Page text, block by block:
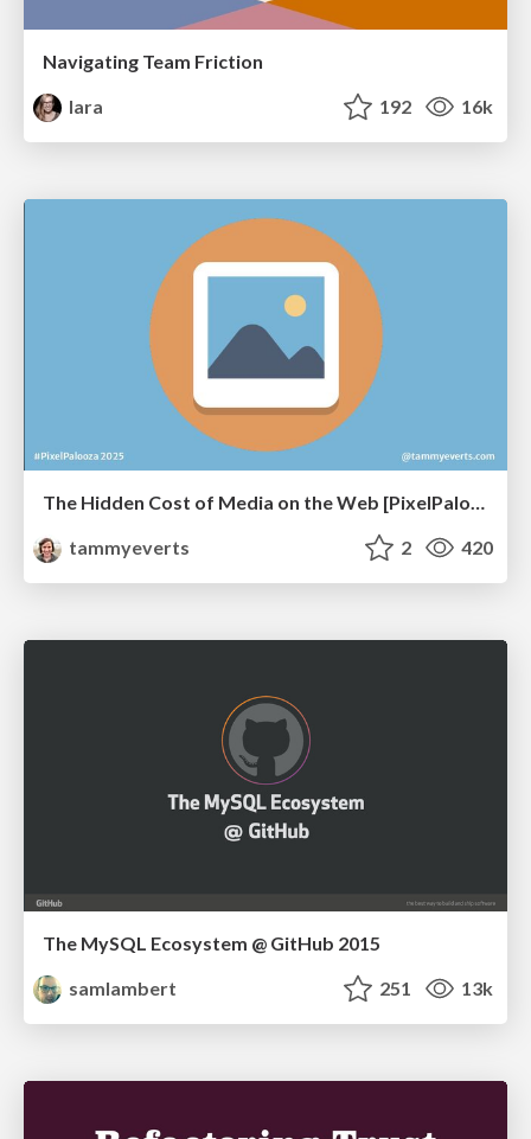
Navigating Team Friction
lara
192 16k
The Hidden Cost of Media on the Web [PixelPalooza 2025]
tammyeverts
2 420
The MySQL Ecosystem @ GitHub 2015
samlambert
251 13k